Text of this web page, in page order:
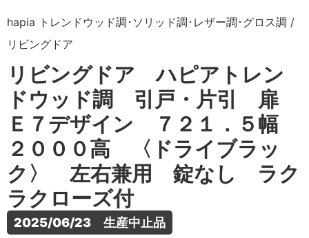
hapia トレンドウッド調･ソリッド調･レザー調･グロス調 /
リビングドア
リビングドア ハピアトレン
ドウッド調 引戸・片引 扉
Ｅ７デザイン ７２１．５幅
２０００高 〈ドライブラッ
ク〉 左右兼用 錠なし ラク
ラクローズ付
2025/06/23　生産中止品